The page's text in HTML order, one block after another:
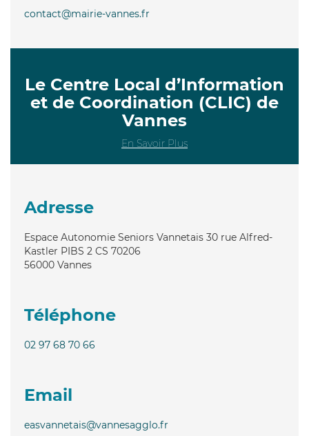
contact@mairie-vannes.fr
Le Centre Local d’Information
et de Coordination (CLIC) de
Vannes
En Savoir Plus
Adresse
Espace Autonomie Seniors Vannetais 30 rue Alfred-
Kastler PIBS 2 CS 70206
56000 Vannes
Téléphone
02 97 68 70 66
Email
easvannetais@vannesagglo.fr